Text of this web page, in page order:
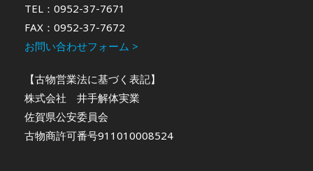
TEL：0952-37-7671
FAX：0952-37-7672
お問い合わせフォーム >
【古物営業法に基づく表記】
株式会社 井手解体実業
佐賀県公安委員会
古物商許可番号911010008524